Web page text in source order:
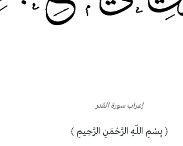
إعراب سورة القدر
﴿ بِسْمِ اللّهِ الرَّحْمَنِ الرَّحِيمِ ﴾